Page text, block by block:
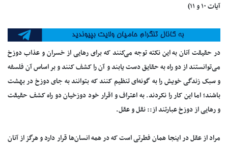
آیات ۱۰ و ۱۱)
در حقیقت آنان به این نکته توجه می‌کنند که برای رهایی از خسران و عذاب دوزخ
می‌توانستند از دو راه به حقایق دست یابند و آن را کشف کنند و بر اساس آن فلسفه
و سبک زندگی خویش را به گونه‌ای تنظیم کنند که بتوانند به جای دوزخ در بهشت
باشند؛ اما این کار را نکردند. به اعتراف و اقرار خود دوزخیان دو راه کشف حقیقت
و رهایی از دوزخ عبارتند از:: نقل و عقل.
مراد از عقل در اینجا همان فطرتی است که در همه انسان‌ها قرار دارد و هرگز از آنان